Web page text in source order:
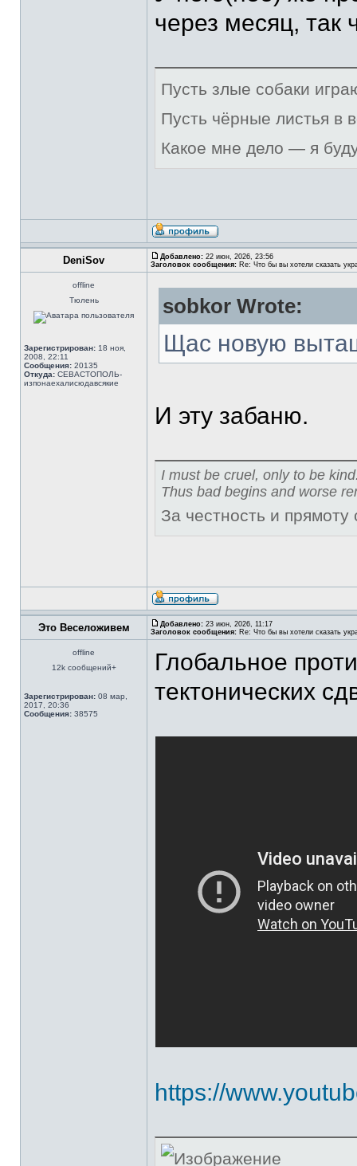
через месяц,
Пусть злые собаки
Пусть чёрные листья в
Какое мне дело — я
DeniSov Добавлено: 22 июн, 2026, 23:56
Заголовок сообщения: Re: Что бы вы хотели сказать
offline
Тюлень
Зарегистрирован: 18 ноя,
2008, 22:11
Сообщения: 20135
Откуда: СЕВАСТОПОЛЬ-
изпонаехалисюдавсякие
sobkor Wrote:
Щас новую
И эту забаню.
I must be cruel, only to be
Thus bad begins and worse
За честность и
Это Веселоживем Добавлено: 23 июн, 2026, 11:17
Заголовок сообщения: Re: Что бы вы хотели сказать
offline
12k сообщений+
Зарегистрирован: 08 мар,
2017, 20:36
Сообщения: 38575
Глобальное
тектонических
https://